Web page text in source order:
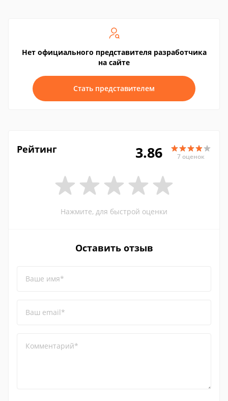
Нет официального представителя разработчика
на сайте
Стать представителем
Рейтинг 3.86 7 оценок
Нажмите, для быстрой оценки
Оставить отзыв
Ваше имя*
Ваш email*
Комментарий*